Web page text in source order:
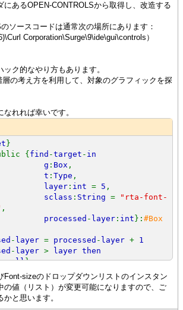
にあるOPEN-CONTROLSから取得し、改造する
のソースコードは通常次の場所にあります：
Corporation\Surge\9\ide\gui\controls）
ク的なやり方もあります。
の考え方を利用して、対象のグラフィックを探
れれば幸いです。
}
{ find -target - in
: Box ,
t : Type ,
layer : int = 5 ,
sclass : String =
"rta-font-
,
processed - layer : int }: #Box
- layer = processed - layer + 1
- layer >
layer then
null}
gc= g.graphical-children then
truedo
Font-sizeのドロップダウンリストのインスタン
の値（リスト）が変更可能になりますので、ご
と思います。